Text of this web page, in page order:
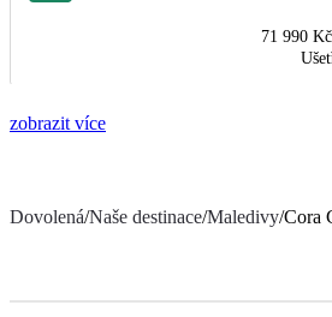
71 990 Kč
zobrazit více
Dovolená/Naše destinace/Maledivy/Cora